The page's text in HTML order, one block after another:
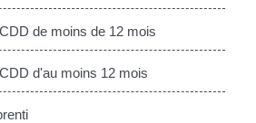
de moins de 12 mois
d'au moins 12 mois